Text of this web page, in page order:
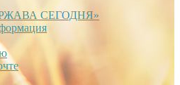
СЕГОДНЯ»